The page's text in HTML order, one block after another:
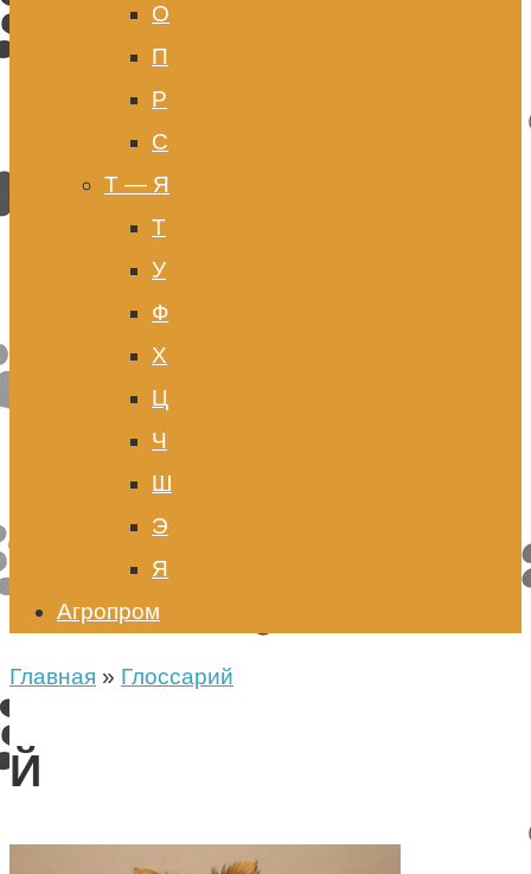
О
П
Р
С
Т — Я
Т
У
Ф
Х
Ц
Ч
Ш
Э
Я
Агропром
Главная » Глоссарий
Й